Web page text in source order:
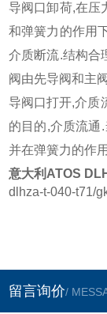
导阀口卸荷,在压
和弹簧力的作用
介质断流.结构合
阀由先导阀和主
导阀口打开,介质
的目的,介质流通
并在弹簧力的作
意大利ATOS
dlhza-t-040-t71/
留言询价/